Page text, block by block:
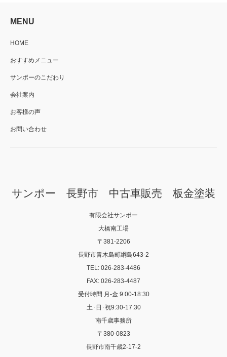
MENU
HOME
おすすめメニュー
サンポーのこだわり
会社案内
お客様の声
お問い合わせ
サンポー 長野市 中古車販売 板金塗装
有限会社サンポー
大橋南工場
〒381-2206
長野市青木島町綱島643-2
TEL: 026-283-4486
FAX: 026-283-4487
受付時間 月-金 9:00-18:30
土･日･祝9:30-17:30
南千歳事務所
〒380-0823
長野市南千歳2-17-2